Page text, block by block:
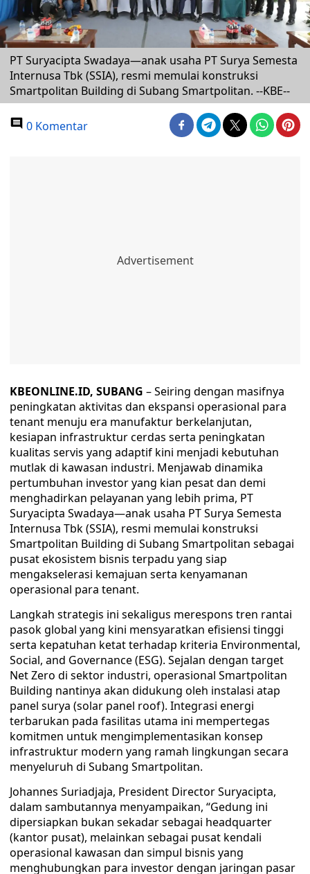
PT Suryacipta Swadaya—anak usaha PT Surya Semesta
Internusa Tbk (SSIA), resmi memulai konstruksi
Smartpolitan Building di Subang Smartpolitan. --KBE--
0 Komentar
KBEONLINE.ID, SUBANG – Seiring dengan masifnya
peningkatan aktivitas dan ekspansi operasional para
tenant menuju era manufaktur berkelanjutan,
kesiapan infrastruktur cerdas serta peningkatan
kualitas servis yang adaptif kini menjadi kebutuhan
mutlak di kawasan industri. Menjawab dinamika
pertumbuhan investor yang kian pesat dan demi
menghadirkan pelayanan yang lebih prima, PT
Suryacipta Swadaya—anak usaha PT Surya Semesta
Internusa Tbk (SSIA), resmi memulai konstruksi
Smartpolitan Building di Subang Smartpolitan sebagai
pusat ekosistem bisnis terpadu yang siap
mengakselerasi kemajuan serta kenyamanan
operasional para tenant.
Langkah strategis ini sekaligus merespons tren rantai
pasok global yang kini mensyaratkan efisiensi tinggi
serta kepatuhan ketat terhadap kriteria Environmental,
Social, and Governance (ESG). Sejalan dengan target
Net Zero di sektor industri, operasional Smartpolitan
Building nantinya akan didukung oleh instalasi atap
panel surya (solar panel roof). Integrasi energi
terbarukan pada fasilitas utama ini mempertegas
komitmen untuk mengimplementasikan konsep
infrastruktur modern yang ramah lingkungan secara
menyeluruh di Subang Smartpolitan.
Johannes Suriadjaja, President Director Suryacipta,
dalam sambutannya menyampaikan, “Gedung ini
dipersiapkan bukan sekadar sebagai headquarter
(kantor pusat), melainkan sebagai pusat kendali
operasional kawasan dan simpul bisnis yang
menghubungkan para investor dengan jaringan pasar